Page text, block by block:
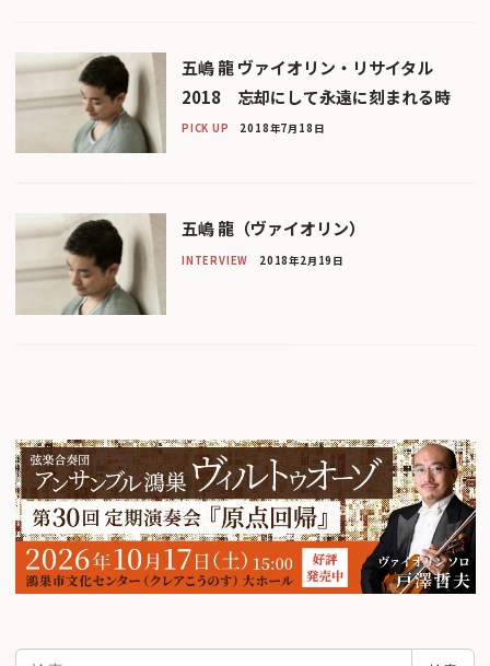
五嶋 龍 ヴァイオリン・リサイタル
2018 忘却にして永遠に刻まれる時
PICK UP 2018年7月18日
五嶋 龍（ヴァイオリン）
INTERVIEW 2018年2月19日
検